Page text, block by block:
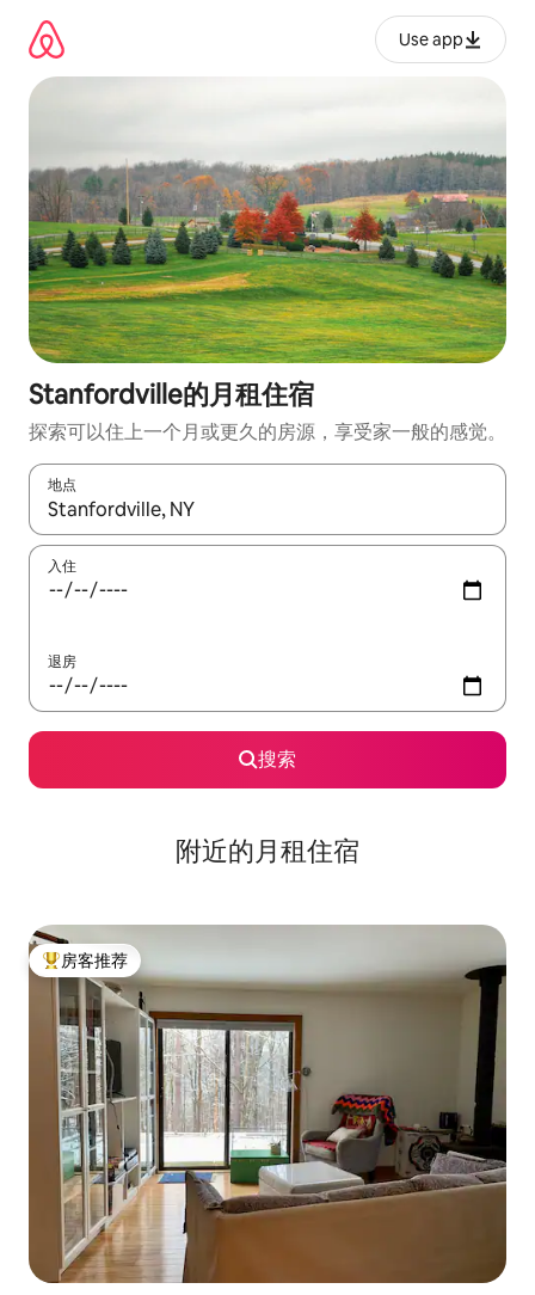
Use app
Stanfordville的月租住宿
探索可以住上一个月或更久的房源，享受家一般的感觉。
地点
如有搜索结果，请使用上下方向键查看，或通过点击或滑动手势
入住
退房
搜索
附近的月租住宿
热门「房客推荐」
房客推荐